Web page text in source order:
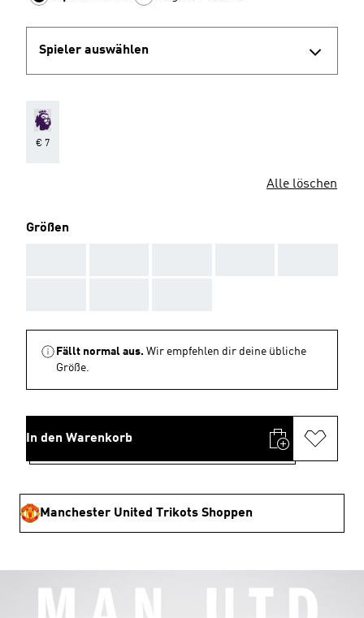
Spieler auswählen
€ 7
Alle löschen
Größen
Fällt normal aus. Wir empfehlen dir deine übliche
Größe.
In den Warenkorb
Manchester United Trikots Shoppen